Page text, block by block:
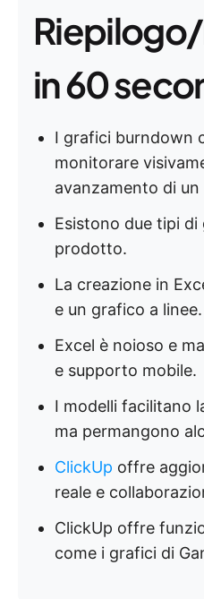
in 60
I grafici burndown
monitorare
avanzamento di
Esistono due tipi
prodotto.
La creazione in
e un grafico a linee.
Excel è noioso e
e supporto mobile.
I modelli facilitano
ma permangono
ClickUp offre
reale e
ClickUp offre
come i grafici di